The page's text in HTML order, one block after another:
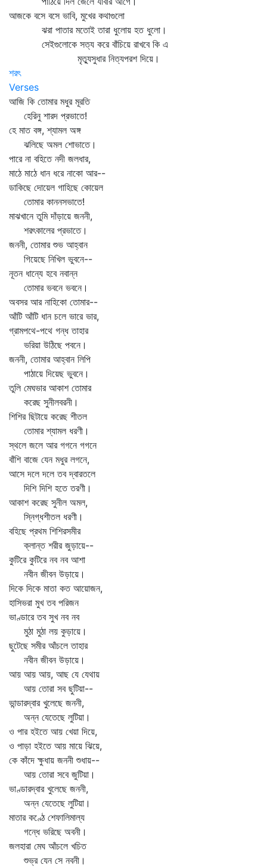
আজকে বসে বসে ভাবি, মুখের কথাগুলো
ঝরা পাতার মতোই তারা ধুলোয় হত ধুলো।
সেইগুলোকে সত্য করে বাঁচিয়ে রাখবে কি এ
মৃত্যুসুধার নিত্যপরশ দিয়ে।
শরৎ
Verses
আজি কি তোমার মধুর মূরতি
হেরিনু শারদ প্রভাতে!
হে মাত বঙ্গ, শ্যামল অঙ্গ
ঝলিছে অমল শোভাতে।
পারে না বহিতে নদী জলধার,
মাঠে মাঠে ধান ধরে নাকো আর--
ডাকিছে দোয়েল গাহিছে কোয়েল
তোমার কাননসভাতে!
মাঝখানে তুমি দাঁড়ায়ে জননী,
শরৎকালের প্রভাতে।
জননী, তোমার শুভ আহ্বান
গিয়েছে নিখিল ভুবনে--
নূতন ধান্যে হবে নবান্ন
তোমার ভবনে ভবনে।
অবসর আর নাহিকো তোমার--
আঁটি আঁটি ধান চলে ভারে ভার,
গ্রামপথে-পথে গন্ধ তাহার
ভরিয়া উঠিছে পবনে।
জননী, তোমার আহ্বান লিপি
পাঠায়ে দিয়েছ ভুবনে।
তুলি মেঘভার আকাশ তোমার
করেছ সুনীলবরনী।
শিশির ছিটায়ে করেছ শীতল
তোমার শ্যামল ধরণী।
স্থলে জলে আর গগনে গগনে
বাঁশি বাজে যেন মধুর লগনে,
আসে দলে দলে তব দ্বারতলে
দিশি দিশি হতে তরণী।
আকাশ করেছ সুনীল অমল,
স্নিগ্ধশীতল ধরণী।
বহিছে প্রথম শিশিরসমীর
ক্লান্ত শরীর জুড়ায়ে--
কুটিরে কুটিরে নব নব আশা
নবীন জীবন উড়ায়ে।
দিকে দিকে মাতা কত আয়োজন,
হাসিভরা মুখ তব পরিজন
ভাণ্ডারে তব সুখ নব নব
মুঠা মুঠা লয় কুড়ায়ে।
ছুটেছে সমীর আঁচলে তাহার
নবীন জীবন উড়ায়ে।
আয় আয় আয়, আছ যে যেথায়
আয় তোরা সব ছুটিয়া--
ভান্ডারদ্বার খুলেছে জননী,
অন্ন যেতেছে লুটিয়া।
ও পার হইতে আয় খেয়া দিয়ে,
ও পাড়া হইতে আয় মায়ে ঝিয়ে,
কে কাঁদে ক্ষুধায় জননী শুধায়--
আয় তোরা সবে জুটিয়া।
ভাণ্ডারদ্বার খুলেছে জননী,
অন্ন যেতেছে লুটিয়া।
মাতার কণ্ঠে শেফালিমাল্য
গন্ধে ভরিছে অবনী।
জলহারা মেঘ আঁচলে খচিত
শুভ্র যেন সে নবনী।